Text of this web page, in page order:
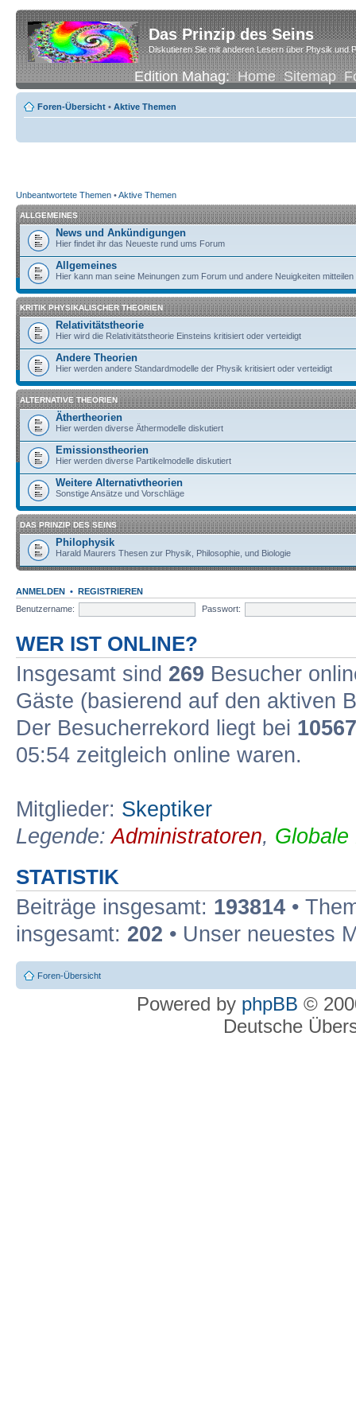
Das Prinzip des Seins
Diskutieren Sie mit anderen Lesern über Physik und
Edition Mahag:Home Sitemap
Foren-Übersicht • Aktive Themen
Unbeantwortete Themen •Aktive Themen
ALLGEMEINES
News und Ankündigungen
Hier findet ihr das Neueste rund ums Forum
Allgemeines
Hier kann man seine Meinungen zum Forum und andere Neuigkeiten mitteilen
KRITIK PHYSIKALISCHER THEORIEN
Relativitätstheorie
Hier wird die Relativitätstheorie Einsteins kritisiert oder verteidigt
Andere Theorien
Hier werden andere Standardmodelle der Physik kritisiert oder verteidigt
ALTERNATIVE THEORIEN
Äthertheorien
Hier werden diverse Äthermodelle diskutiert
Emissionstheorien
Hier werden diverse Partikelmodelle diskutiert
Weitere Alternativtheorien
Sonstige Ansätze und Vorschläge
DAS PRINZIP DES SEINS
Philophysik
Harald Maurers Thesen zur Physik, Philosophie, und Biologie
ANMELDEN • REGISTRIEREN
Benutzername:
Passwort:
WER IST ONLINE?
Insgesamt sind 269 Besucher
Gäste (basierend auf den aktiven
Der Besucherrekord liegt bei 10567
05:54 zeitgleich online waren.
Mitglieder: Skeptiker
Legende:Administratoren, Globale
STATISTIK
Beiträge insgesamt: 193814 •
insgesamt: 202 • Unser neuestes
Foren-Übersicht
Powered by phpBB ©
Deutsche